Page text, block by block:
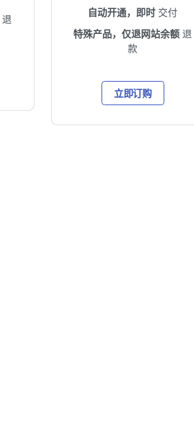
退
自动开通，即时 交付
特殊产品，仅退网站余额 退
款
立即订购